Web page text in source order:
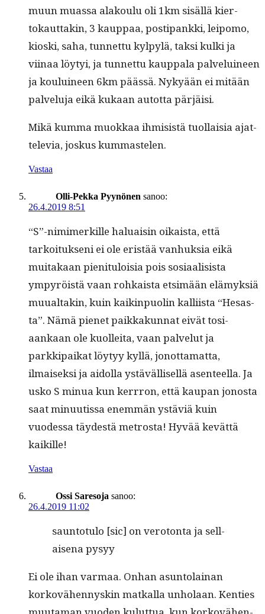
muun muas­sa alak­oulu oli 1km sisäl­lä kier­
tokaut­takin, 3 kaup­paa, posti­pank­ki, leipo­mo,
kios­ki, saha, tun­net­tu kylpylä, tak­si kul­ki ja
viinaa löy­tyi, ja tun­net­tu kaup­pala palveluineen
ja kouluineen 6km päässä. Nykyään ei mitään
palvelu­ja eikä kukaan autot­ta pärjäisi.
Mikä kum­ma muokkaa ihmi­sistä tuol­laisia ajat­
tele­via, joskus kummastelen.
Vastaa
Olli-Pekka Pyynönen sanoo:
26.4.2019 8:51
“S”-nimimerkille halu­aisin oikaista, että
tarkoituk­seni ei ole eristää van­huk­sia eikä
muitakaan pien­i­t­u­loisia pois sosi­aal­i­sista
ympyröistä vaan rohkaista etsimään elämyk­siä
muual­takin, kuin kaik­in­puolin kalli­ista “Hesas­
ta”. Nämä pienet paikkakun­nat eivät tosi­
aankaan ole kuollei­ta, vaan palve­lut ja
parkkipaikat löy­tyy kyl­lä, jonot­ta­mat­ta,
ilmaisek­si ja aidol­la ystäväl­lisel­lä asen­teel­la. Ja
usko S min­ua kun ker­rron, että kau­pan jonos­ta
saat min­uutis­sa enem­män ystäviä kuin
vuodessa täy­destä met­ros­ta! Hyvää kevät­tä
kaikille!
Vastaa
Ossi Saresoja sanoo:
26.4.2019 11:02
saun­to­tu­lo [sic] on vero­ton­ta ja sel­l­
aise­na pysyy
Ei ole ihan var­maa. Onhan asun­to­lainan
korkovähen­nyskin matkalla unho­laan. Ken­ties